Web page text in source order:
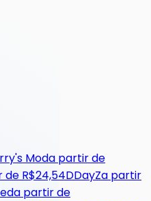
Moda partir de
de R$24,54DDayZa partir
a partir de